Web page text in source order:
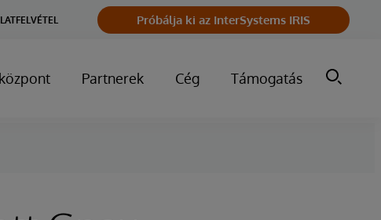
Próbálja ki az InterSystems IRIS
Partnerek Cég Támogatás